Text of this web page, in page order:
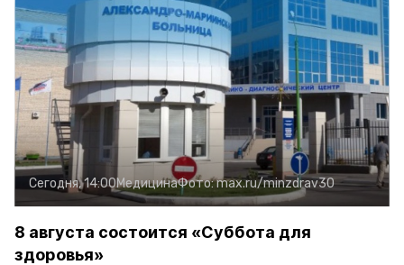
Сегодня, 14:00МедицинаФото:max.ru/minzdrav30
8 августа состоится «Суббота для
здоровья»